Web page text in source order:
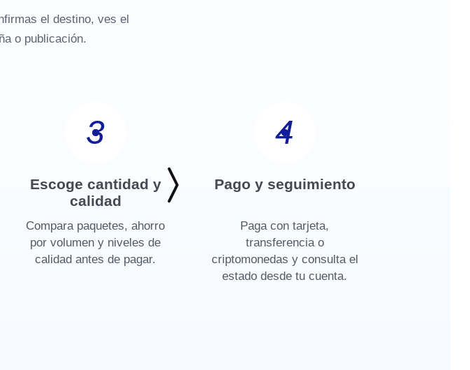
el destino, ves el
o publicación.
3
Escoge cantidad y
calidad
Compara paquetes, ahorro
por volumen y niveles de
calidad antes de pagar.
4
Pago y seguimiento
Paga con tarjeta,
transferencia o
criptomonedas y consulta el
estado desde tu cuenta.